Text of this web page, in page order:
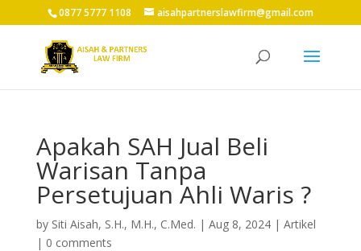
0877 5777 1108 aisahpartnerslawfirm@gmail.com
Apakah SAH Jual Beli
Warisan Tanpa
Persetujuan Ahli Waris ?
by Siti Aisah, S.H., M.H., C.Med. | Aug 8, 2024| Artikel
| 0 comments